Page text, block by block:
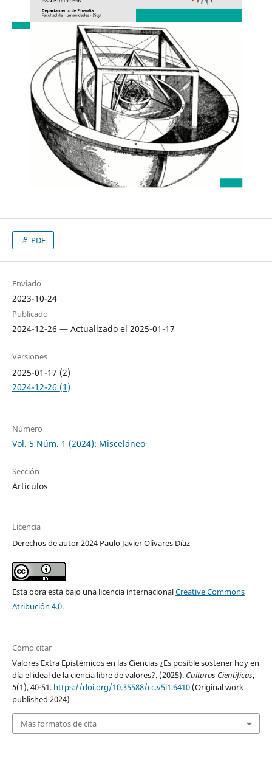
PDF
Enviado
2023-10-24
Publicado
2024-12-26 — Actualizado el 2025-01-17
Versiones
2025-01-17 (2)
2024-12-26 (1)
Número
Vol. 5 Núm. 1 (2024): Misceláneo
Sección
Artículos
Licencia
Derechos de autor 2024 Paulo Javier Olivares Díaz
Esta obra está bajo una licencia internacionalCreative Commons
Atribución 4.0.
Cómo citar
Valores Extra Epistémicos en las Ciencias ¿Es posible sostener hoy en
día el ideal de la ciencia libre de valores?. (2025). Culturas Científicas,
5(1), 40-51. https://doi.org/10.35588/cc.v5i1.6410(Original work
published 2024)
Más formatos de cita